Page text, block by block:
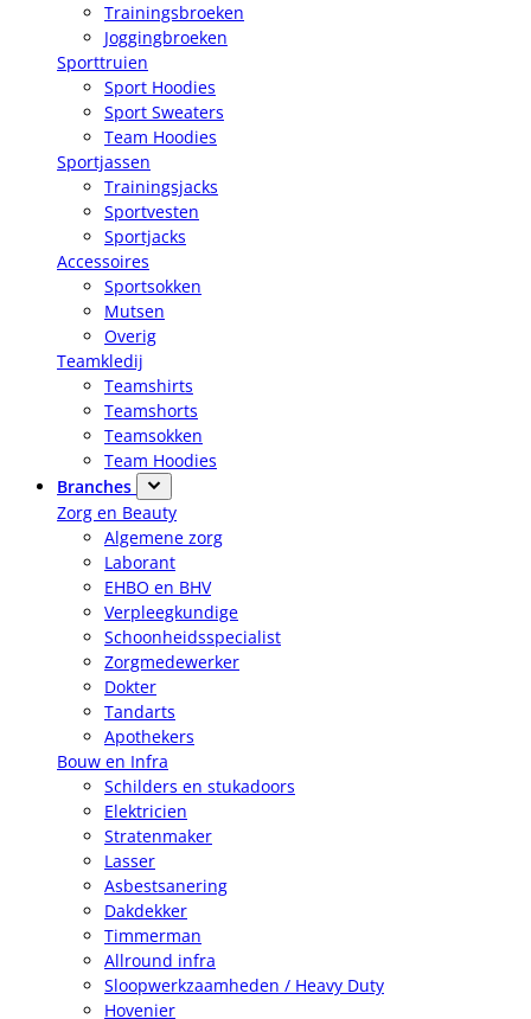
Trainingsbroeken
Joggingbroeken
Sporttruien
Sport Hoodies
Sport Sweaters
Team Hoodies
Sportjassen
Trainingsjacks
Sportvesten
Sportjacks
Accessoires
Sportsokken
Mutsen
Overig
Teamkledij
Teamshirts
Teamshorts
Teamsokken
Team Hoodies
Branches
Zorg en Beauty
Algemene zorg
Laborant
EHBO en BHV
Verpleegkundige
Schoonheidsspecialist
Zorgmedewerker
Dokter
Tandarts
Apothekers
Bouw en Infra
Schilders en stukadoors
Elektricien
Stratenmaker
Lasser
Asbestsanering
Dakdekker
Timmerman
Allround infra
Sloopwerkzaamheden / Heavy Duty
Hovenier